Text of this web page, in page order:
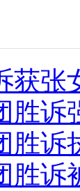
获张
诉
诉
胜诉